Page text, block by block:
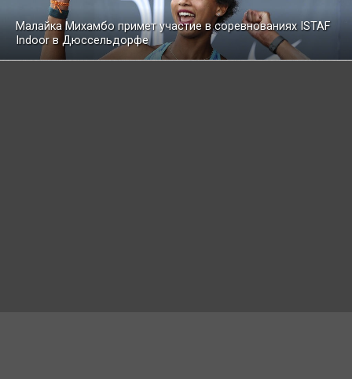
Малайка Михамбо примет участие в соревнованиях ISTAF
Indoor в Дюссельдорфе